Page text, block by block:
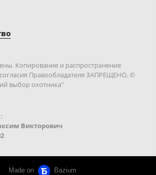
Копирование и распространение
Правообладателя ЗАПРЕЩЕНО. ©
выбор охотника"
Викторович
Made on Bazium